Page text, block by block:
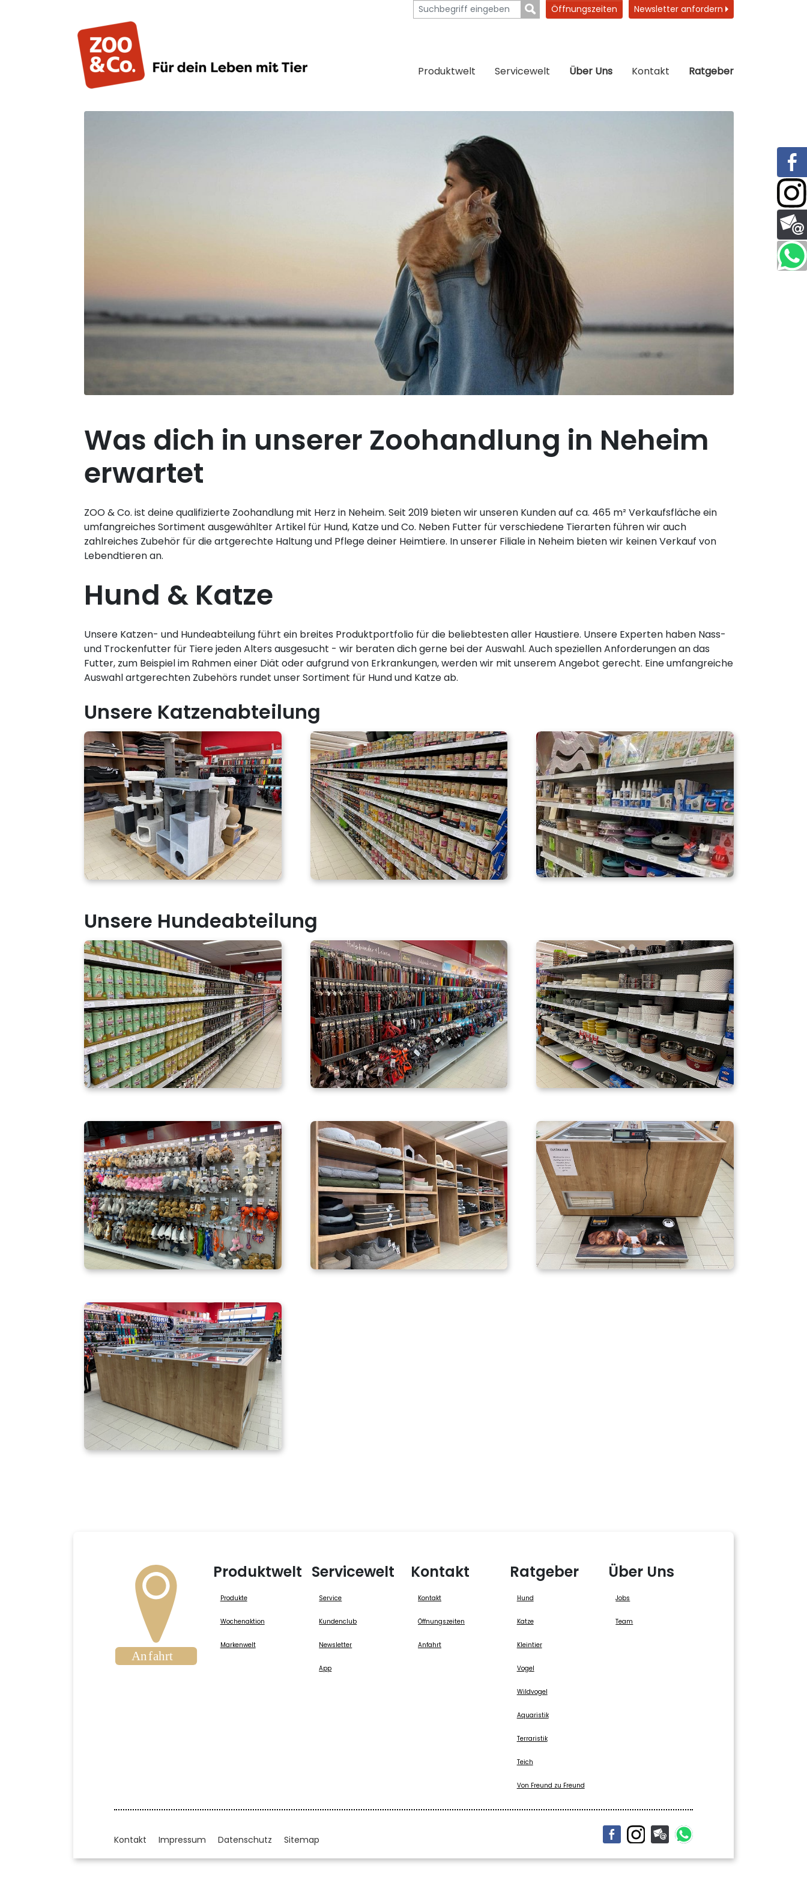
Öffnungszeiten Newsletter anfordern
Produktwelt Servicewelt Über Uns Kontakt Ratgeber
Was dich in unserer Zoohandlung in Neheim
erwartet
ZOO & Co. ist deine qualifizierte Zoohandlung mit Herz in Neheim. Seit 2019 bieten wir unseren Kunden auf ca. 465 m² Verkaufsfläche ein
umfangreiches Sortiment ausgewählter Artikel für Hund, Katze und Co. Neben Futter für verschiedene Tierarten führen wir auch
zahlreiches Zubehör für die artgerechte Haltung und Pflege deiner Heimtiere. In unserer Filiale in Neheim bieten wir keinen Verkauf von
Lebendtieren an.
Hund & Katze
Unsere Katzen- und Hundeabteilung führt ein breites Produktportfolio für die beliebtesten aller Haustiere. Unsere Experten haben Nass-
und Trockenfutter für Tiere jeden Alters ausgesucht - wir beraten dich gerne bei der Auswahl. Auch speziellen Anforderungen an das
Futter, zum Beispiel im Rahmen einer Diät oder aufgrund von Erkrankungen, werden wir mit unserem Angebot gerecht. Eine umfangreiche
Auswahl artgerechten Zubehörs rundet unser Sortiment für Hund und Katze ab.
Unsere Katzenabteilung
Unsere Hundeabteilung
Produktwelt
Produkte
Wochenaktion
Markenwelt
Servicewelt
Service
Kundenclub
Newsletter
App
Kontakt
Kontakt
Öffnungszeiten
Anfahrt
Ratgeber
Hund
Katze
Kleintier
Vogel
Wildvogel
Aquaristik
Terraristik
Teich
Von Freund zu Freund
Über Uns
Jobs
Team
Kontakt Impressum Datenschutz Sitemap